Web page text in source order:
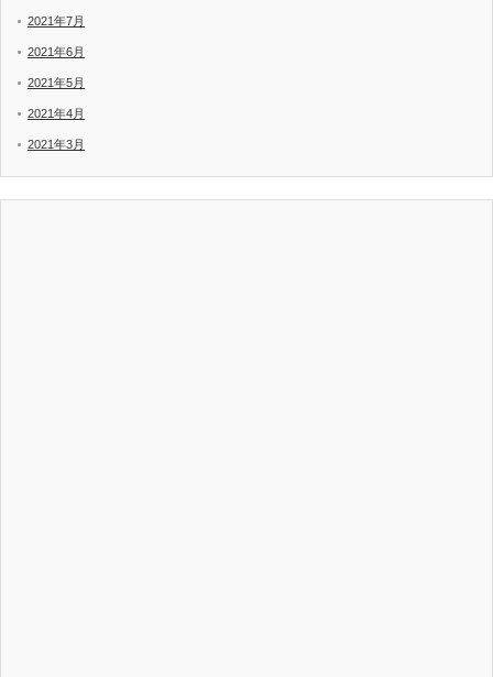
2021年7月
2021年6月
2021年5月
2021年4月
2021年3月